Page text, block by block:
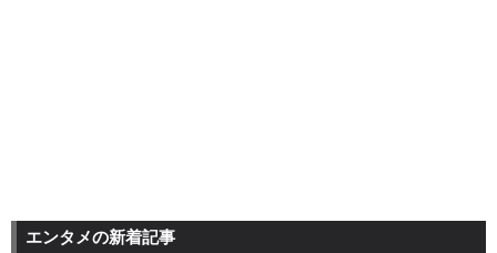
エンタメの新着記事